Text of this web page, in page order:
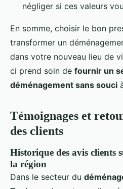
négliger si ces valeurs
En somme, choisir le bon
transformer un
dans votre nouveau lieu de
ci prend soin de fournir un
déménagement sans souci
Témoignages et
des clients
Historique des avis clients
la région
Dans le secteur du